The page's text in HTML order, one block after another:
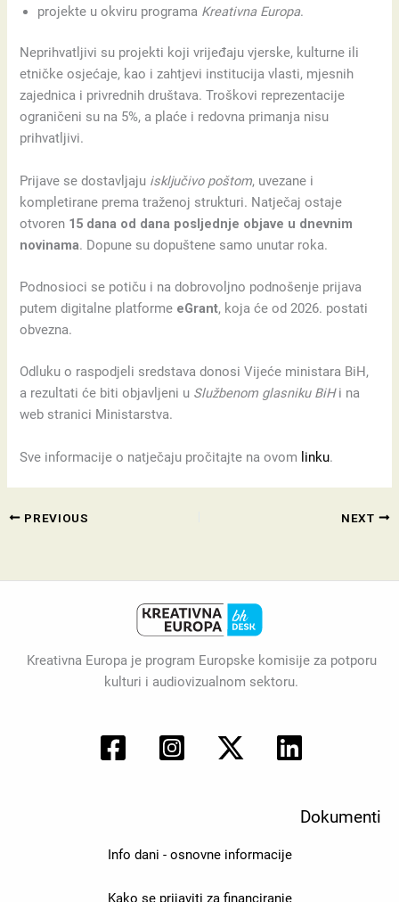
projekte u okviru programa Kreativna Europa.
Neprihvatljivi su projekti koji vrijeđaju vjerske, kulturne ili
etničke osjećaje, kao i zahtjevi institucija vlasti, mjesnih
zajednica i privrednih društava. Troškovi reprezentacije
ograničeni su na 5%, a plaće i redovna primanja nisu
prihvatljivi.
Prijave se dostavljaju isključivo poštom, uvezane i
kompletirane prema traženoj strukturi. Natječaj ostaje
otvoren 15 dana od dana posljednje objave u dnevnim
novinama. Dopune su dopuštene samo unutar roka.
Podnosioci se potiču i na dobrovoljno podnošenje prijava
putem digitalne platforme eGrant, koja će od 2026. postati
obvezna.
Odluku o raspodjeli sredstava donosi Vijeće ministara BiH,
a rezultati će biti objavljeni u Službenom glasniku BiHi na
web stranici Ministarstva.
Sve informacije o natječaju pročitajte na ovom linku.
PREVIOUS NEXT
Kreativna Europa je program Europske komisije za potporu
kulturi i audiovizualnom sektoru.
Dokumenti
Info dani - osnovne informacije
Kako se prijaviti za financiranje